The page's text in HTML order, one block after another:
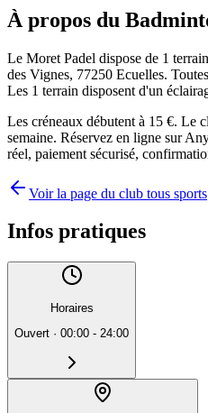
À propos du
Le Moret Padel dispose de 1
des Vignes, 77250 Ecuelles.
Les 1 terrain disposent d'un
Les créneaux débutent à 15 €. Le
semaine. Réservez en ligne sur
réel, paiement sécurisé,
Voir la page du club tous sports
Infos pratiques
Horaires
Ouvert · 00:00 - 24:00